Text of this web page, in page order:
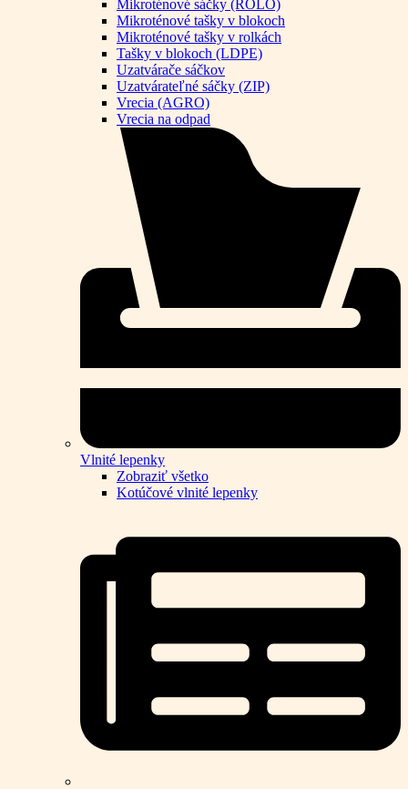
Mikroténové sáčky (ROLO)
Mikroténové tašky v blokoch
Mikroténové tašky v rolkách
Tašky v blokoch (LDPE)
Uzatvárače sáčkov
Uzatvárateľné sáčky (ZIP)
Vrecia (AGRO)
Vrecia na odpad
Vlnité lepenky
Zobraziť všetko
Kotúčové vlnité lepenky